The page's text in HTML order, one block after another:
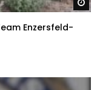
Enzersfeld-